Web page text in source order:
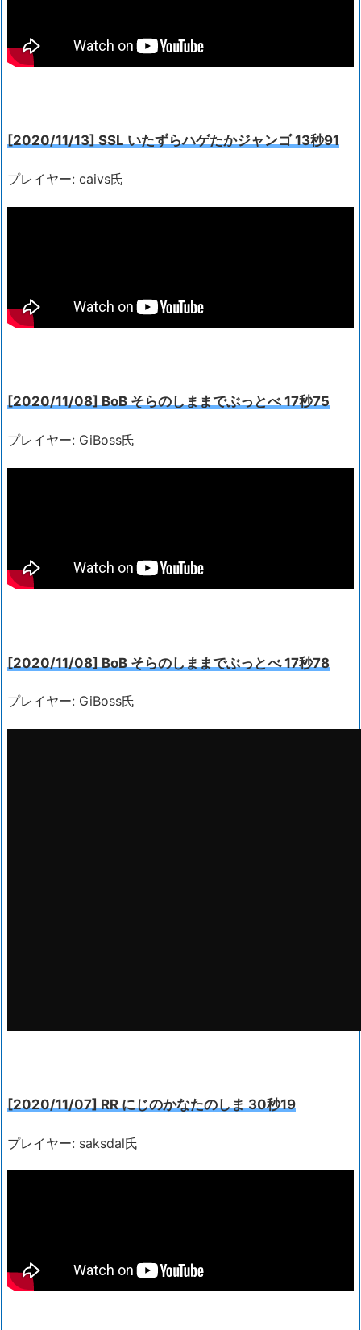
[2020/11/13] SSL いたずらハゲたかジャンゴ 13秒91
プレイヤー: caivs氏
[2020/11/08] BoB そらのしままでぶっとべ 17秒75
プレイヤー: GiBoss氏
[2020/11/08] BoB そらのしままでぶっとべ 17秒78
プレイヤー: GiBoss氏
[2020/11/07] RR にじのかなたのしま 30秒19
プレイヤー: saksdal氏